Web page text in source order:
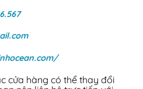
cửa hàng có thể thay đổi